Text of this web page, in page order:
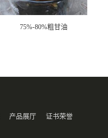
75%-80%粗甘油
产品展厅 证书荣誉